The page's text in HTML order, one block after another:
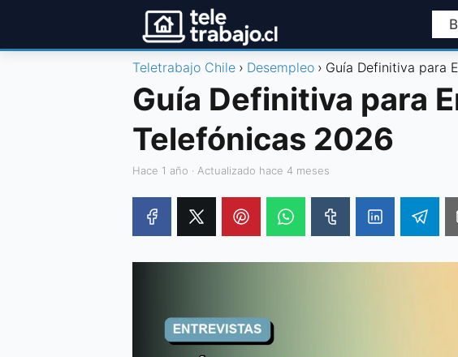
Teletrabajo Chile Desempleo Guía Definitiva para
Guía Definitiva para
Telefónicas 2026
hace 1 año · Actualizado hace 4 meses